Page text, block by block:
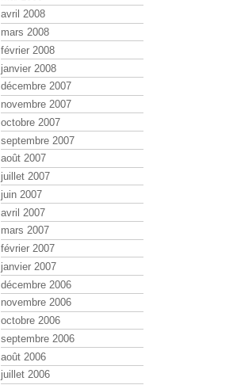
avril 2008
mars 2008
février 2008
janvier 2008
décembre 2007
novembre 2007
octobre 2007
septembre 2007
août 2007
juillet 2007
juin 2007
avril 2007
mars 2007
février 2007
janvier 2007
décembre 2006
novembre 2006
octobre 2006
septembre 2006
août 2006
juillet 2006